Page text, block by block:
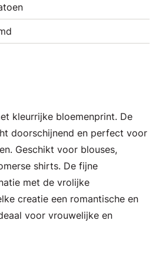
kleurrijke bloemenprint. De
doorschijnend en perfect voor
Geschikt voor blouses,
shirts. De fijne
met de vrolijke
creatie een romantische en
voor vrouwelijke en